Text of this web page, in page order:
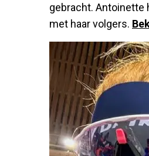
gebracht. Antoinette
met haar volgers.